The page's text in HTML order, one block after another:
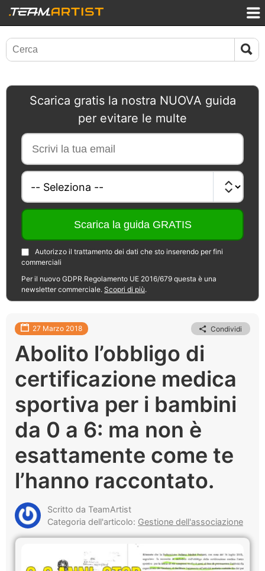
Scarica gratis la nostra NUOVA guida
per evitare le multe
Autorizzo il trattamento dei dati che sto inserendo per fini
commerciali
Per il nuovo GDPR Regolamento UE 2016/679 questa è una
newsletter commerciale. Scopri di più.
27 Marzo 2018 Condividi
Abolito l’obbligo di
certificazione medica
sportiva per i bambini
da 0 a 6: ma non è
esattamente come te
l’hanno raccontato.
Scritto da TeamArtist
Categoria dell'articolo: Gestione dell'associazione